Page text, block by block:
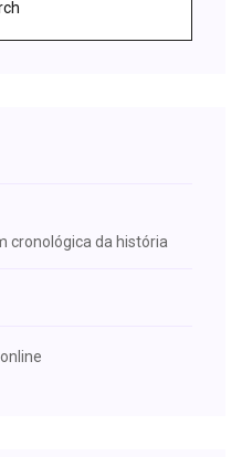
cronológica da história